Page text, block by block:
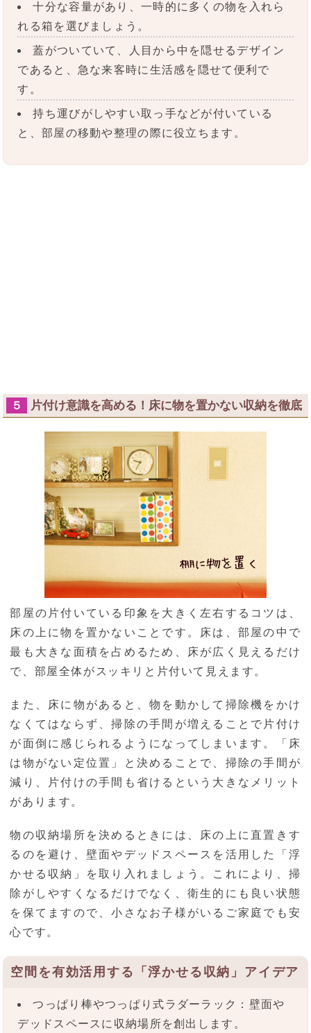
十分な容量があり、一時的に多くの物を入れら
れる箱を選びましょう。
蓋がついていて、人目から中を隠せるデザイン
であると、急な来客時に生活感を隠せて便利で
す。
持ち運びがしやすい取っ手などが付いている
と、部屋の移動や整理の際に役立ちます。
５ 片付け意識を高める！床に物を置かない収納を徹底
部屋の片付いている印象を大きく左右するコツは、
床の上に物を置かないことです。床は、部屋の中で
最も大きな面積を占めるため、床が広く見えるだけ
で、部屋全体がスッキリと片付いて見えます。
また、床に物があると、物を動かして掃除機をかけ
なくてはならず、掃除の手間が増えることで片付け
が面倒に感じられるようになってしまいます。「床
は物がない定位置」と決めることで、掃除の手間が
減り、片付けの手間も省けるという大きなメリット
があります。
物の収納場所を決めるときには、床の上に直置きす
るのを避け、壁面やデッドスペースを活用した「浮
かせる収納」を取り入れましょう。これにより、掃
除がしやすくなるだけでなく、衛生的にも良い状態
を保てますので、小さなお子様がいるご家庭でも安
心です。
空間を有効活用する「浮かせる収納」アイデア
つっぱり棒やつっぱり式ラダーラック：壁面や
デッドスペースに収納場所を創出します。